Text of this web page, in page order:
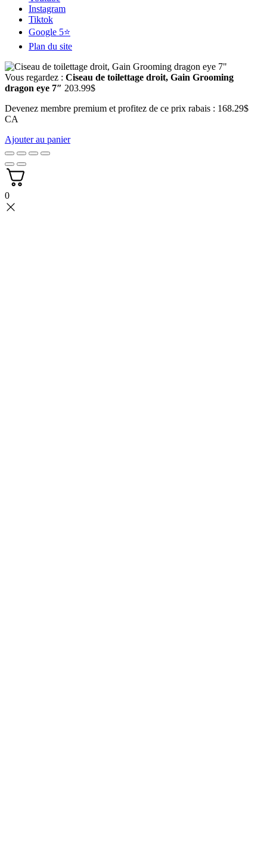
Instagram
Tiktok
Google 5⭐
Plan du site
Vous regardez : Ciseau de toilettage droit, Gain Grooming
dragon eye 7″ 203.99$
Devenez membre premium et profitez de ce prix rabais : 168.29$
CA
Ajouter au panier
0